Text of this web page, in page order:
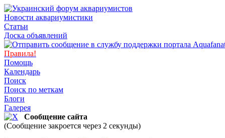
Новости аквариумистики
Статьи
Доска объявлений
Правила!
Помощь
Календарь
Поиск
Поиск по меткам
Блоги
Галерея
Сообщение сайта
(Сообщение закроется через 2 секунды)